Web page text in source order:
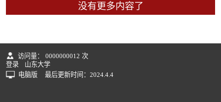
没有更多内容了
访问量： 0000000012 次
登录
山东大学
电脑版
最后更新时间： 2024. 4. 4